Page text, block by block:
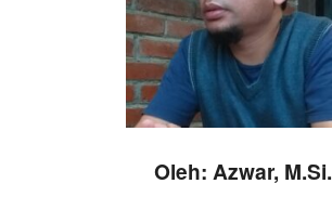
Oleh: Azwar, M.Si.